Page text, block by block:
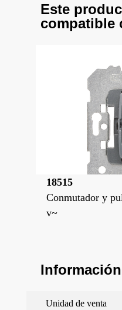
Este
compatible
18515
Conmutador y
v~
Unidad de venta